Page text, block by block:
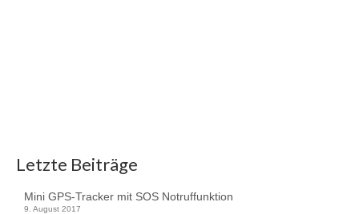
Letzte Beiträge
Mini GPS-Tracker mit SOS Notruffunktion
9. August 2017